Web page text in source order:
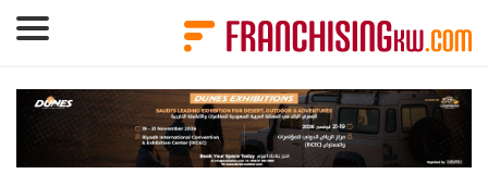
لوحة إدارة ملفات تعريف الارتباط